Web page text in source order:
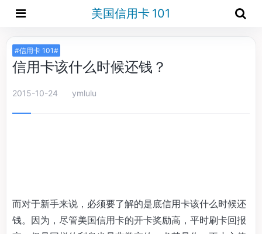
美国信用卡 101
#信用卡 101#
信用卡该什么时候还钱？
2015-10-24 ymlulu
而对于新手来说，必须要了解的是底信用卡该什么时候还
钱。因为，尽管美国信用卡的开卡奖励高，平时刷卡回报